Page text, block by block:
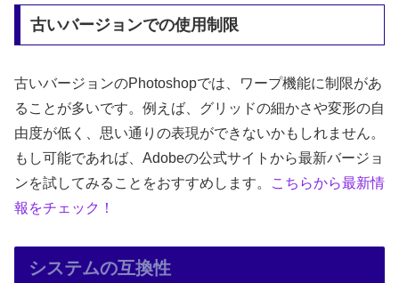
古いバージョンでの使用制限
古いバージョンのPhotoshopでは、ワープ機能に制限があ
ることが多いです。例えば、グリッドの細かさや変形の自
由度が低く、思い通りの表現ができないかもしれません。
もし可能であれば、Adobeの公式サイトから最新バージョ
ンを試してみることをおすすめします。
こちらから最新情
報をチェック！
システムの互換性